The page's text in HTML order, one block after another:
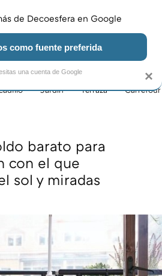
SALÓN DORMITORIO COCINA
Jardín Terraza Carrefour
barato para
con el que
sol y miradas
×
de Decoesfera en Google
como fuente preferida
una cuenta de Google